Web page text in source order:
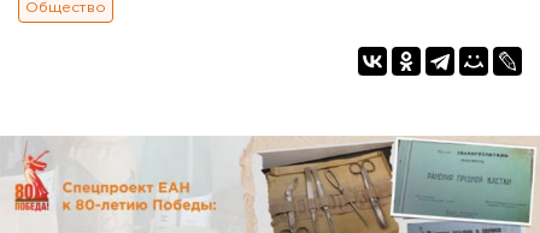
Общество